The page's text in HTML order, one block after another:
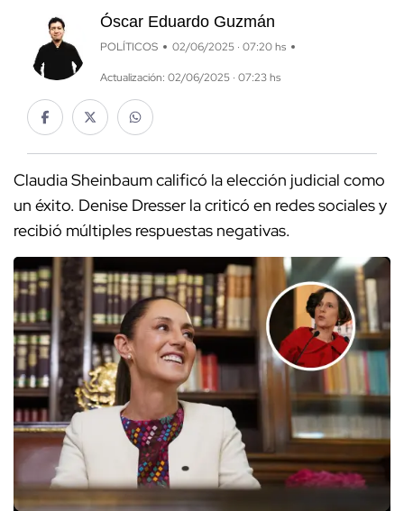
Óscar Eduardo Guzmán
POLÍTICOS 02/06/2025 · 07:20 hs
Actualización: 02/06/2025 · 07:23 hs
Claudia Sheinbaum calificó la elección judicial como
un éxito. Denise Dresser la criticó en redes sociales y
recibió múltiples respuestas negativas.